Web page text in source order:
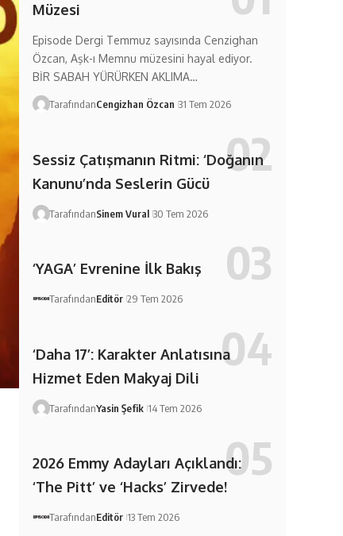
Müzesi
Episode Dergi Temmuz sayısında Cenzighan
Özcan, Aşk-ı Memnu müzesini hayal ediyor.
BİR SABAH YÜRÜRKEN AKLIMA…
TarafındanCengizhan Özcan 31 Tem 2026
Sessiz Çatışmanın Ritmi: ‘Doğanın
Kanunu’nda Seslerin Gücü
TarafındanSinem Vural 30 Tem 2026
‘YAGA’ Evrenine İlk Bakış
TarafındanEditör 29 Tem 2026
‘Daha 17’: Karakter Anlatısına
Hizmet Eden Makyaj Dili
TarafındanYasin Şefik 14 Tem 2026
2026 Emmy Adayları Açıklandı:
‘The Pitt’ ve ‘Hacks’ Zirvede!
TarafındanEditör 13 Tem 2026